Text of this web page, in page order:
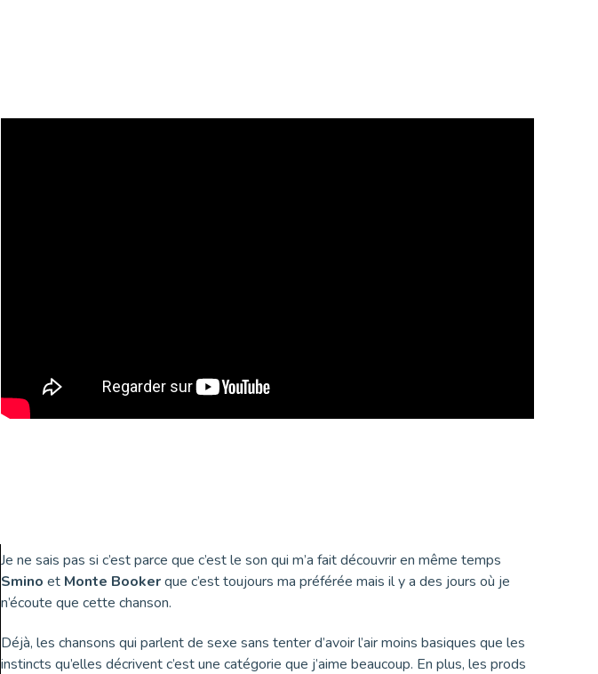
Je ne sais pas si c’est parce que c’est le son qui m’a fait découvrir en même temps
Smino et Monte Bookerque c’est toujours ma préférée mais il y a des jours où je
n’écoute que cette chanson.
Déjà, les chansons qui parlent de sexe sans tenter d’avoir l’air moins basiques que les
instincts qu’elles décrivent c’est une catégorie que j’aime beaucoup. En plus, les prods